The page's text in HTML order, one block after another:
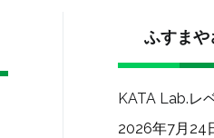
ふすま
KATA Lab.レ
2026年7月24